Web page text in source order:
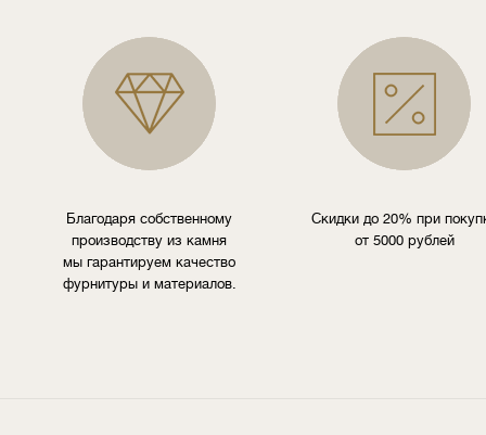
Благодаря собственному
производству из камня
мы гарантируем качество
фурнитуры и материалов.
Скидки до 20% при
от 5000 рублей